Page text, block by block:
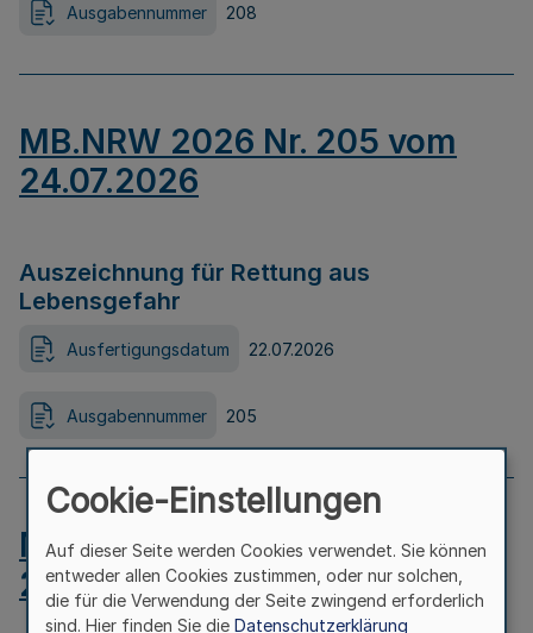
Ausgabennummer 208
MB.NRW 2026 Nr. 205 vom
24.07.2026
Auszeichnung für Rettung aus
Lebensgefahr
Ausfertigungsdatum 22.07.2026
Ausgabennummer 205
MB.NRW 2026 Nr. 204 vom
24.07.2026
Cookie-Einstellungen
Auf dieser Seite werden Cookies verwendet. Sie können
entweder allen Cookies zustimmen, oder nur solchen,
die für die Verwendung der Seite zwingend erforderlich
sind. Hier finden Sie die Datenschutzerklärung